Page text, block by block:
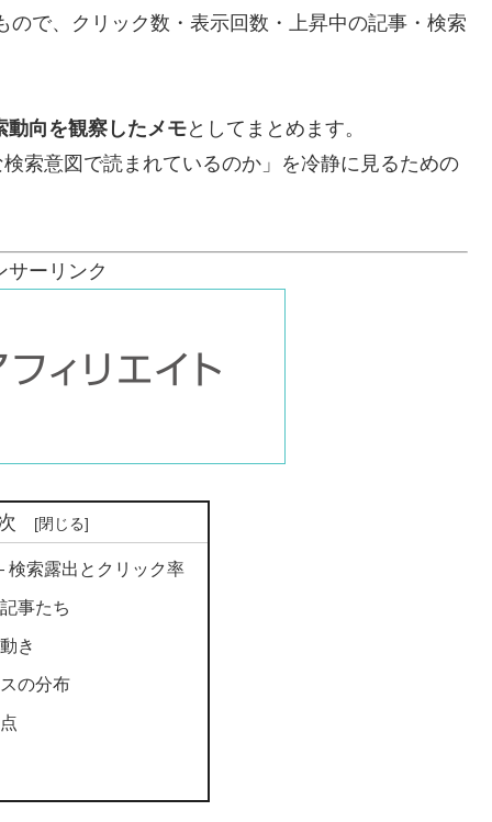
で、クリック数・表示回数・上昇中の記事・検索
動向を観察したメモとしてまとめます。
索意図で読まれているのか」を冷静に見るための
サーリンク
索露出とクリック率
事たち
き
の分布